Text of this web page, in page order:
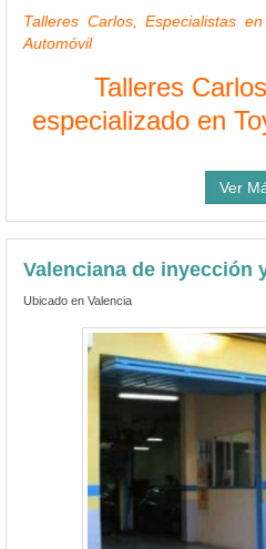
Talleres Carlos, Especialistas
Automóvil
Talleres
especializado en
Ver
Valenciana de inyección
Ubicado en Valencia